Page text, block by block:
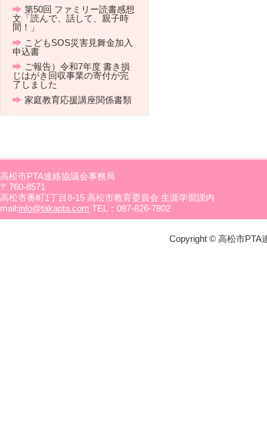
第50回 ファミリー読書感想
文「読んで、話して、親子時
間！」
こどもSOS災害見舞金加入
申込書
ご報告）令和7年度 書き損
じはがき回収事業の寄付が完
了しました
家庭教育応援講座関係書類
高松市PTA連絡協議会事務局
〒760-8571
高松市番町1丁目8-15 高松市教育委員会 生涯学習課内
mail:info@takapta.com TEL：087-826-7802
Copyright © 高松市PTA